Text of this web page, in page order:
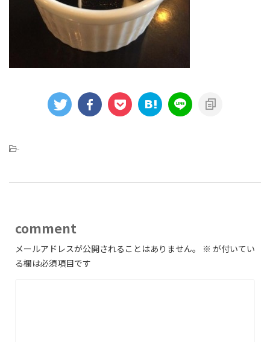
-
comment
メールアドレスが公開されることはありません。 ※ が付いてい
る欄は必須項目です